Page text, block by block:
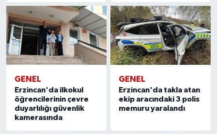
GENEL
Erzincan'da ilkokul
öğrencilerinin çevre
duyarlılığı güvenlik
kamerasında
GENEL
Erzincan'da takla atan
ekip aracındaki 3 polis
memuru yaralandı